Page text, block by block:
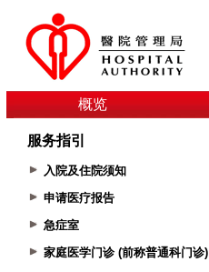
概览
服务指引
入院及住院须知
申请医疗报告
急症室
家庭医学门诊 (前称普通科门诊)